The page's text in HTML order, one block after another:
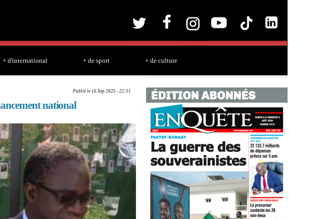
+ d'international + de sport + de culture
Publié le 16 Sep 2025 - 22:51
national